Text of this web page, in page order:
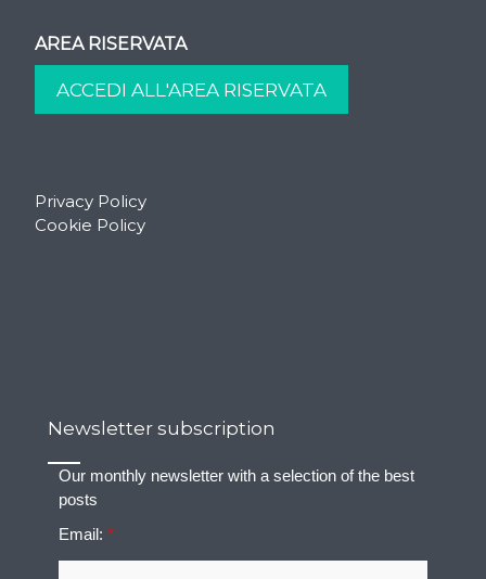
AREA RISERVATA
Privacy Policy
Cookie Policy
Newsletter subscription
Our monthly newsletter with a selection of the best
posts
Email:*